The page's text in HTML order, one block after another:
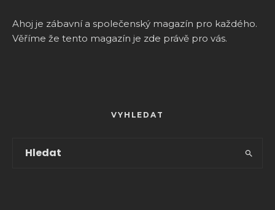
Ahoj je zábavní a společenský magazín pro každého.
Věříme že tento magazín je zde právě pro vás.
VYHLEDAT